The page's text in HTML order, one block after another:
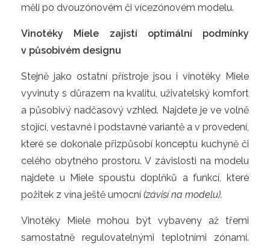
měli po dvouzónovém či vícezónovém modelu.
Vinotéky Miele zajistí optimální podmínky
v působivém designu
Stejně jako ostatní přístroje jsou i vinotéky Miele
vyvinuty s důrazem na kvalitu, uživatelský komfort
a působivý nadčasový vzhled. Najdete je ve volně
stojící, vestavné i podstavné variantě a v provedení,
které se dokonale přizpůsobí konceptu kuchyně či
celého obytného prostoru. V závislosti na modelu
najdete u Miele spoustu doplňků a funkcí, které
požitek z vína ještě umocní (závisí na modelu).
Vinotéky Miele mohou být vybaveny až třemi
samostatně regulovatelnými teplotními zónami.